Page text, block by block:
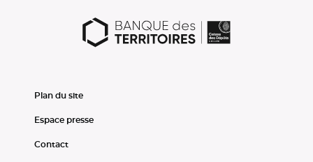
Plan du site
Espace presse
Contact